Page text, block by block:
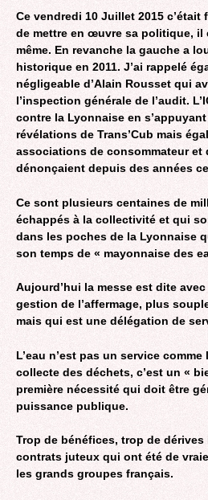
Ce vendredi 10 Juillet 2015
de mettre en œuvre sa politique, il
même. En revanche la gauche a
historique en 2011. J’ai rappelé
négligeable d’Alain Rousset qui
l’inspection générale de l’audit.
contre la Lyonnaise en
révélations de Trans’Cub mais
associations de consommateur et
dénonçaient depuis des années
Ce sont plusieurs centaines de
échappés à la collectivité et qui
dans les poches de la Lyonnaise
son temps de « mayonnaise des
Aujourd’hui la messe est dite
gestion de l’affermage, plus
mais qui est une délégation de
L’eau n’est pas un service
collecte des déchets, c’est un «
première nécessité qui doit être
puissance publique.
Trop de bénéfices, trop de
contrats juteux qui ont été de
les grands groupes français.